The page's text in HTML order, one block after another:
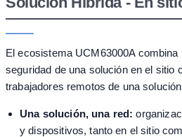
El ecosistema UCM63000A
seguridad de una solución en el sitio
trabajadores remotos de una
Una solución, una red:
y dispositivos, tanto en el sitio